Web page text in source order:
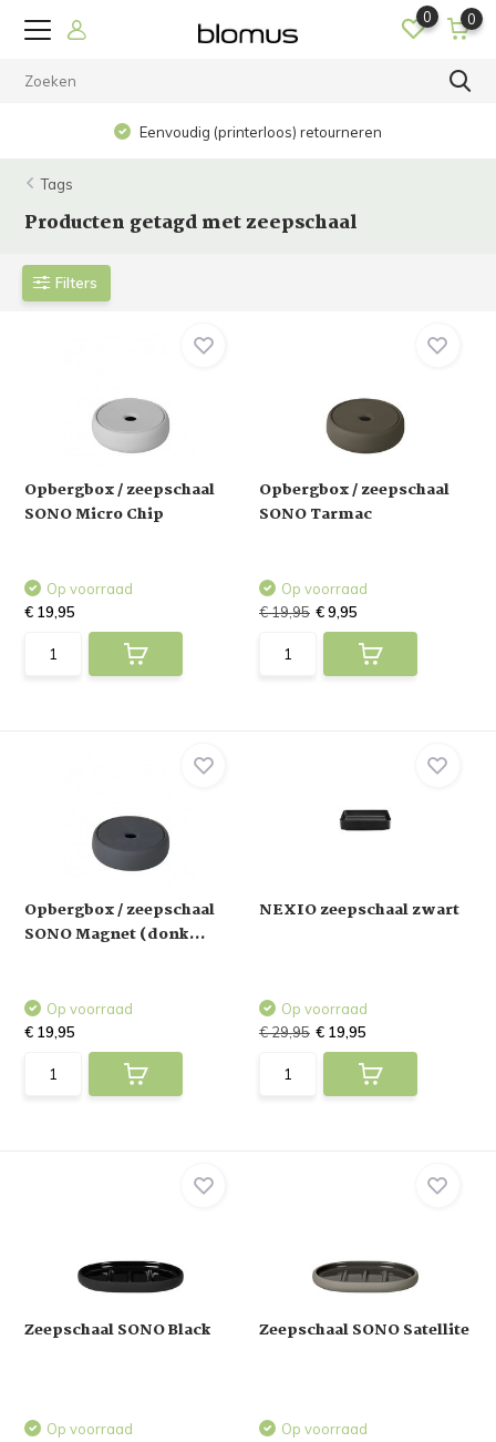
0 0
Eenvoudig (printerloos) retourneren
Tags
Producten getagd met zeepschaal
Filters
Opbergbox / zeepschaal
SONO Micro Chip
Op voorraad
€ 19,95
Opbergbox / zeepschaal
SONO Tarmac
Op voorraad
€ 19,95 € 9,95
Opbergbox / zeepschaal
SONO Magnet (donk...
Op voorraad
€ 19,95
NEXIO zeepschaal zwart
Op voorraad
€ 29,95 € 19,95
Zeepschaal SONO Black
Op voorraad
Zeepschaal SONO Satellite
Op voorraad